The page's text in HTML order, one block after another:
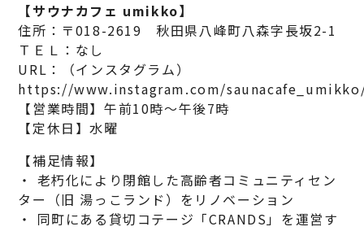
【サウナカフェ umikko】
住所：〒018-2619 秋田県八峰町八森字長坂2-1
ＴＥＬ：なし
URL：（インスタグラム）
https://www.instagram.com/
【営業時間】午前10時～午後7時
【定休日】水曜
【補足情報】
・ 老朽化により閉館した高齢者コミュニティセン
ター（旧 湯っこランド）をリノベーション
・ 同町にある貸切コテージ「CRANDS」を運営す